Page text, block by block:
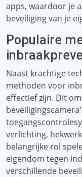
apps, waardoor je
beveiliging van je
Populaire
Naast krachtige
methoden voor
effectief zijn. Dit
verlichting,
belangrijke rol
eigendom tegen
verschillende